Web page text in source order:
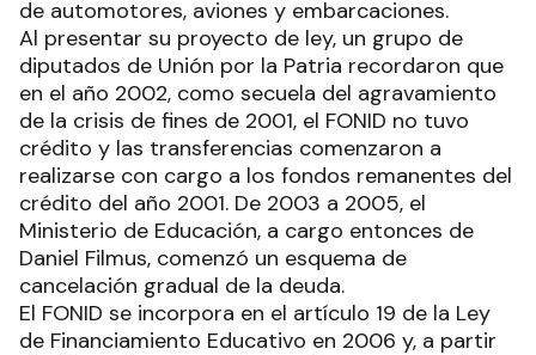
de automotores, aviones y embarcaciones.
Al presentar su proyecto de ley, un grupo de
diputados de Unión por la Patria recordaron que
en el año 2002, como secuela del agravamiento
de la crisis de fines de 2001, el FONID no tuvo
crédito y las transferencias comenzaron a
realizarse con cargo a los fondos remanentes del
crédito del año 2001. De 2003 a 2005, el
Ministerio de Educación, a cargo entonces de
Daniel Filmus, comenzó un esquema de
cancelación gradual de la deuda.
El FONID se incorpora en el artículo 19 de la Ley
de Financiamiento Educativo en 2006 y, a partir